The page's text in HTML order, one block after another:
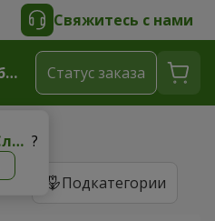
Свяжитесь с нами
Червоная Слобода
Червоная Слобода ?
Cтатус заказа
Подкатегории